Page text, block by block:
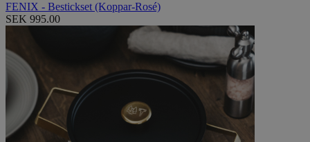
FENIX - Bestickset (Koppar-Rosé)
SEK 995.00